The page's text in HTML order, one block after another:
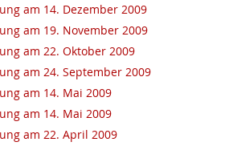
am 14. Dezember 2009
am 19. November 2009
am 22. Oktober 2009
am 24. September 2009
am 14. Mai 2009
am 14. Mai 2009
am 22. April 2009